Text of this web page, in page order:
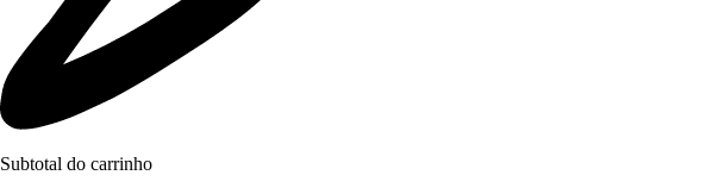
Subtotal do carrinho